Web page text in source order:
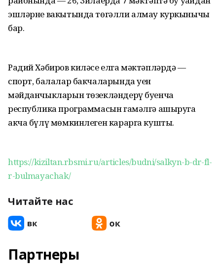
эшләрне вакытында төгәлли алмау куркынычы
бар.
Радий Хәбиров киләсе елга мәктәпләрдә —
спорт, балалар бакчаларында уен
мәйданчыкларын төзекләндерү буенча
республика программасын гамәлгә ашыруга
акча бүлү мөмкинлеген карарга кушты.
https://kiziltan.rbsmi.ru/articles/budni/salkyn-b-dr-fl-
r-bulmayachak/
Читайте нас
Партнеры